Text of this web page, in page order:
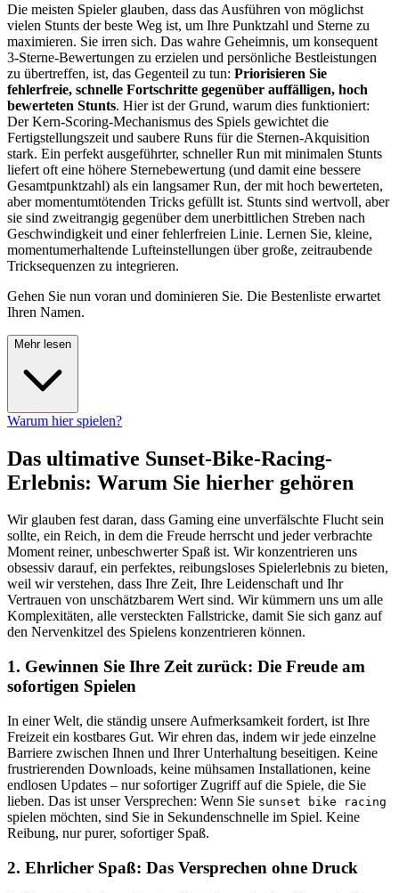
Die meisten Spieler glauben, dass das Ausführen von möglichst
vielen Stunts der beste Weg ist, um Ihre Punktzahl und Sterne zu
maximieren. Sie irren sich. Das wahre Geheimnis, um konsequent
3-Sterne-Bewertungen zu erzielen und persönliche Bestleistungen
zu übertreffen, ist, das Gegenteil zu tun: Priorisieren Sie
fehlerfreie, schnelle Fortschritte gegenüber auffälligen, hoch
bewerteten Stunts. Hier ist der Grund, warum dies funktioniert:
Der Kern-Scoring-Mechanismus des Spiels gewichtet die
Fertigstellungszeit und saubere Runs für die Sternen-Akquisition
stark. Ein perfekt ausgeführter, schneller Run mit minimalen Stunts
liefert oft eine höhere Sternebewertung (und damit eine bessere
Gesamtpunktzahl) als ein langsamer Run, der mit hoch bewerteten,
aber momentumtötenden Tricks gefüllt ist. Stunts sind wertvoll, aber
sie sind zweitrangig gegenüber dem unerbittlichen Streben nach
Geschwindigkeit und einer fehlerfreien Linie. Lernen Sie, kleine,
momentumerhaltende Lufteinstellungen über große, zeitraubende
Tricksequenzen zu integrieren.
Gehen Sie nun voran und dominieren Sie. Die Bestenliste erwartet
Ihren Namen.
Mehr lesen
Warum hier spielen?
Das ultimative Sunset-Bike-Racing-
Erlebnis: Warum Sie hierher gehören
Wir glauben fest daran, dass Gaming eine unverfälschte Flucht sein
sollte, ein Reich, in dem die Freude herrscht und jeder verbrachte
Moment reiner, unbeschwerter Spaß ist. Wir konzentrieren uns
obsessiv darauf, ein perfektes, reibungsloses Spielerlebnis zu bieten,
weil wir verstehen, dass Ihre Zeit, Ihre Leidenschaft und Ihr
Vertrauen von unschätzbarem Wert sind. Wir kümmern uns um alle
Komplexitäten, alle versteckten Fallstricke, damit Sie sich ganz auf
den Nervenkitzel des Spielens konzentrieren können.
1. Gewinnen Sie Ihre Zeit zurück: Die Freude am
sofortigen Spielen
In einer Welt, die ständig unsere Aufmerksamkeit fordert, ist Ihre
Freizeit ein kostbares Gut. Wir ehren das, indem wir jede einzelne
Barriere zwischen Ihnen und Ihrer Unterhaltung beseitigen. Keine
frustrierenden Downloads, keine mühsamen Installationen, keine
endlosen Updates – nur sofortiger Zugriff auf die Spiele, die Sie
lieben. Das ist unser Versprechen: Wenn Sie sunset bike racing
spielen möchten, sind Sie in Sekundenschnelle im Spiel. Keine
Reibung, nur purer, sofortiger Spaß.
2. Ehrlicher Spaß: Das Versprechen ohne Druck